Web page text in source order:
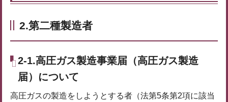
2.第二種製造者
2-1.高圧ガス製造事業届（高圧ガス製造
届）について
高圧ガスの製造をしようとする者（法第5条第2項に該当